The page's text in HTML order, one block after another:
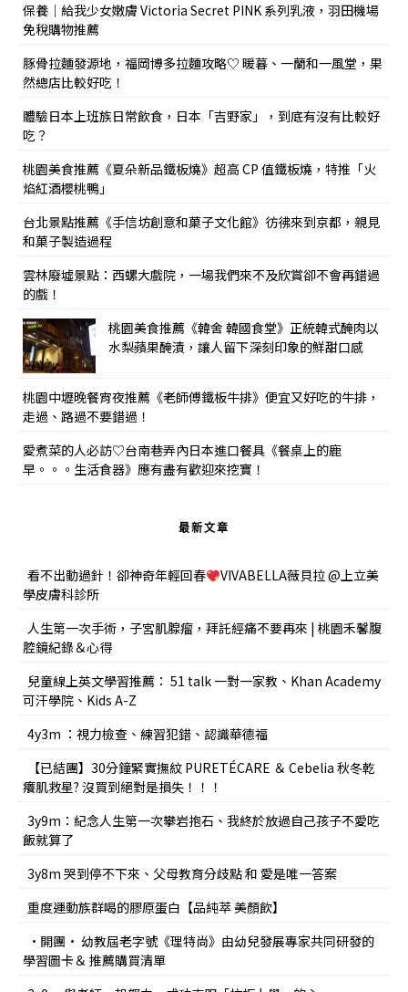
保養｜給我少女嫩膚 Victoria Secret PINK 系列乳液，羽田機場
免稅購物推薦
豚骨拉麵發源地，福岡博多拉麵攻略♡ 暖暮、一蘭和一風堂，果
然總店比較好吃！
體驗日本上班族日常飲食，日本「吉野家」，到底有沒有比較好
吃？
桃園美食推薦《夏朵新品鐵板燒》超高 CP 值鐵板燒，特推「火
焰紅酒櫻桃鴨」
台北景點推薦《手信坊創意和菓子文化館》彷彿來到京都，親見
和菓子製造過程
雲林廢墟景點：西螺大戲院，一場我們來不及欣賞卻不會再錯過
的戲！
桃園美食推薦《韓舍 韓國食堂》正統韓式醃肉以
水梨蘋果醃漬，讓人留下深刻印象的鮮甜口感
桃園中壢晚餐宵夜推薦《老師傅鐵板牛排》便宜又好吃的牛排，
走過、路過不要錯過！
愛煮菜的人必訪♡台南巷弄內日本進口餐具《餐桌上的鹿
早。。。生活食器》應有盡有歡迎來挖寶！
最新文章
看不出動過針！卻神奇年輕回春
VIVABELLA薇貝拉 @上立美
學皮膚科診所
人生第一次手術，子宮肌腺瘤，拜託經痛不要再來 | 桃園禾馨腹
腔鏡紀錄＆心得
兒童線上英文學習推薦： 51 talk 一對一家教、Khan Academy
可汗學院、Kids A-Z
4y3m ：視力檢查、練習犯錯、認識華德福
【已結團】30分鐘緊實撫紋 PURETÉCARE ＆ Cebelia 秋冬乾
癢肌救星? 沒買到絕對是損失！！！
3y9m：紀念人生第一次攀岩抱石、我終於放過自己孩子不愛吃
飯就算了
3y8m 哭到停不下來、父母教育分歧點 和 愛是唯一答案
重度運動族群喝的膠原蛋白【品純萃 美顏飲】
•開團• 幼教屆老字號《理特尚》由幼兒發展專家共同研發的
學習圖卡＆ 推薦購買清單